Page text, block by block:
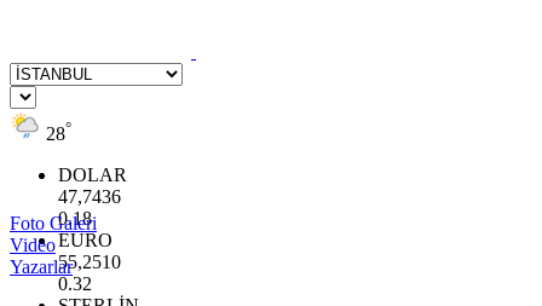
28°
DOLAR
47,7436
0.18
EURO
55,2510
0.32
Foto Galeri
Video
Yazarlar